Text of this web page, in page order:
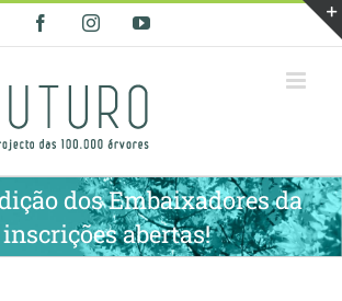
FacebookInstagramYouTube
dos Embaixadores da
abertas!